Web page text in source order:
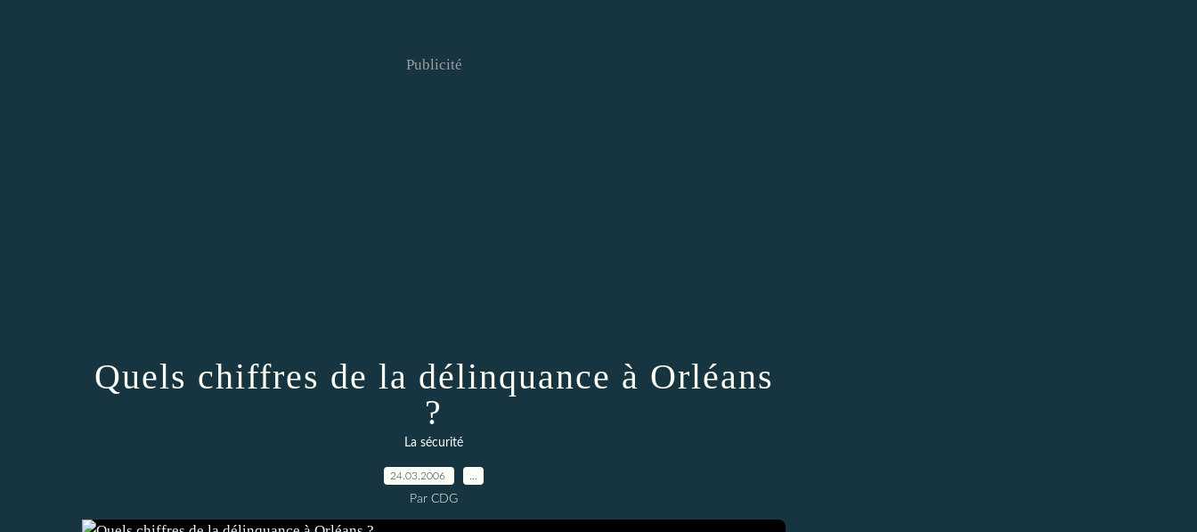
Publicité
Quels chiffres de la délinquance à Orléans
?
La sécurité
24.03.2006
Par CDG